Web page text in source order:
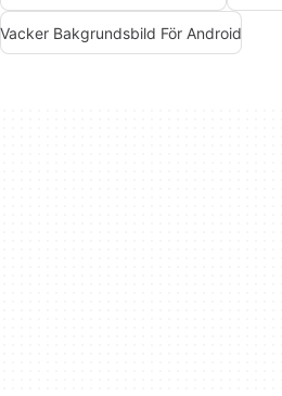
Vacker Bakgrundsbild För Android